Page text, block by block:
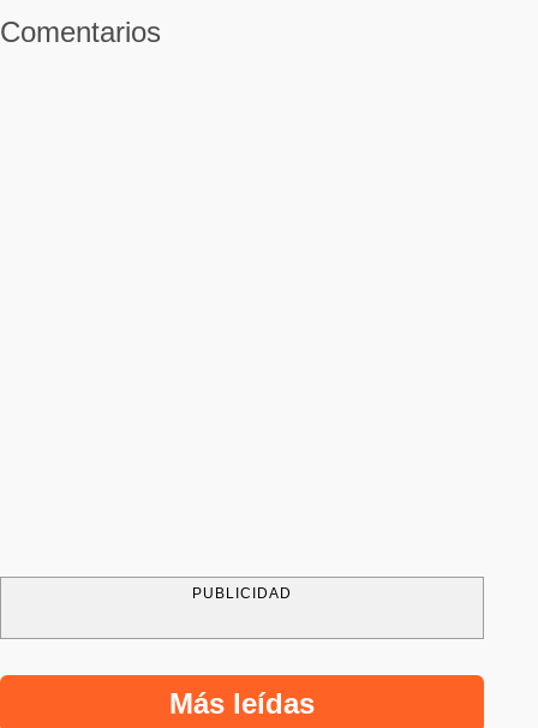
Comentarios
PUBLICIDAD
Más leídas